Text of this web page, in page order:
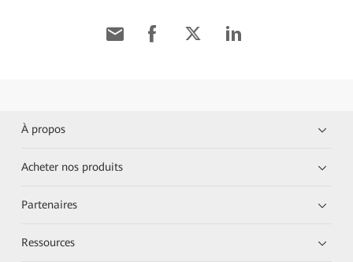
À propos
Acheter nos produits
Partenaires
Ressources